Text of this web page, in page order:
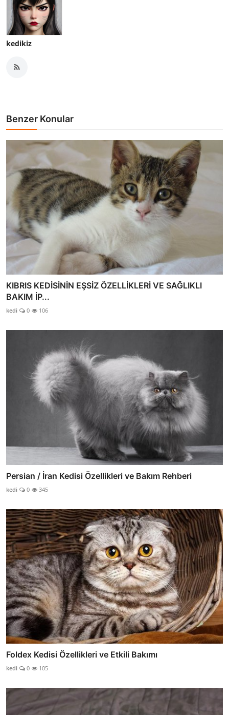
kedikiz
Benzer Konular
KIBRIS KEDİSİNİN EŞSİZ ÖZELLİKLERİ VE SAĞLIKLI
BAKIM İP...
kedi 0 106
Persian / İran Kedisi Özellikleri ve Bakım Rehberi
kedi 0 345
Foldex Kedisi Özellikleri ve Etkili Bakımı
kedi 0 105